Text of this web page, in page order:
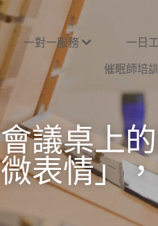
一對一服務
一日
催眠師培
會議桌上
微表情」